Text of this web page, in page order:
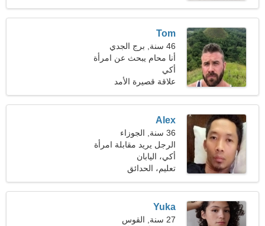
Tom
46 سنة, برج الجدي
أنا محام يبحث عن امرأة
ودودة
أكي
علاقة قصيرة الأمد
Alex
36 سنة, الجوزاء
الرجل يريد مقابلة امرأة
أكي، اليابان
تعليم، الحدائق
Yuka
27 سنة, القوس